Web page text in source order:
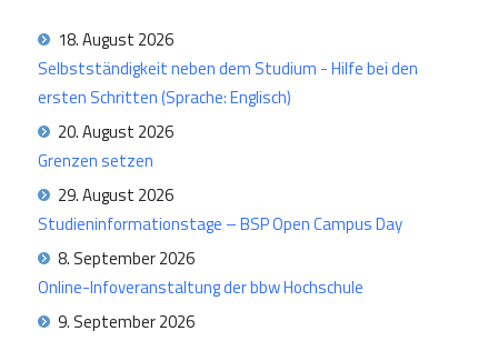
18. August 2026
Selbstständigkeit neben dem Studium - Hilfe bei den
ersten Schritten (Sprache: Englisch)
20. August 2026
Grenzen setzen
29. August 2026
Studieninformationstage – BSP Open Campus Day
8. September 2026
Online-Infoveranstaltung der bbw Hochschule
9. September 2026